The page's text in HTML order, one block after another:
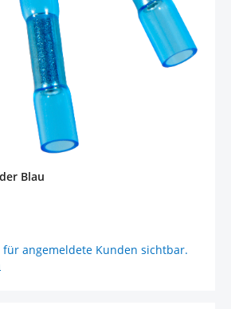
Blau
angemeldete Kunden sichtbar.